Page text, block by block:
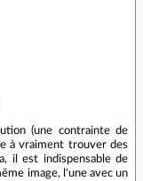
(une contrainte de
à vraiment trouver des
il est indispensable de
image, l'une avec un